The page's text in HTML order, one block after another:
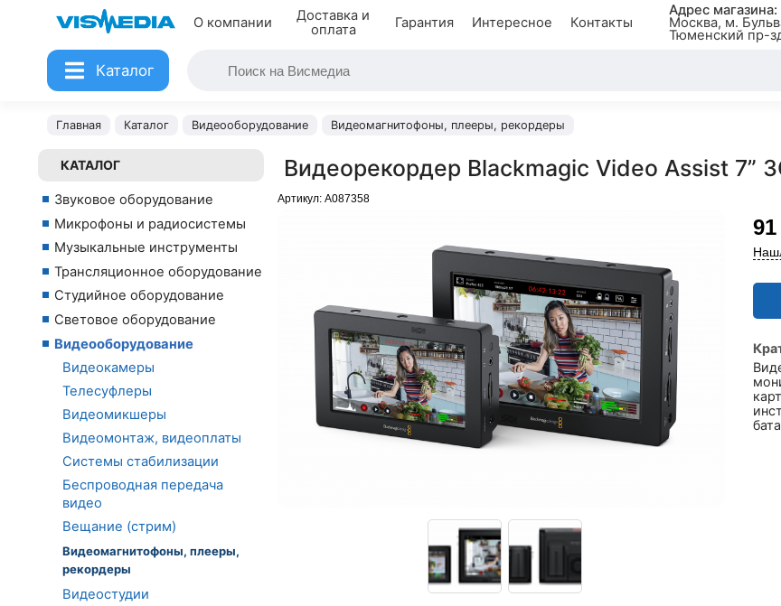
О компании
Доставка и
оплата
Гарантия Интересное Контакты
Адрес магазина:
Москва, м.
Тюменский пр-
Каталог
Главная Каталог Видеооборудование Видеомагнитофоны, плееры, рекордеры
КАТАЛОГ
Звуковое оборудование
Микрофоны и радиосистемы
Музыкальные инструменты
Трансляционное оборудование
Студийное оборудование
Световое оборудование
Видеооборудование
Видеокамеры
Телесуфлеры
Видеомикшеры
Видеомонтаж, видеоплаты
Системы стабилизации
Беспроводная передача
видео
Вещание (стрим)
Видеомагнитофоны, плееры,
рекордеры
Видеостудии
Видеорекордер Blackmagic Video Assist 7”
Артикул: A087358